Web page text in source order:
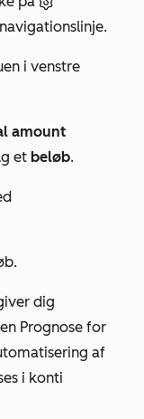
i venstre
amount
et beløb.
dig
Prognose for
af
i konti